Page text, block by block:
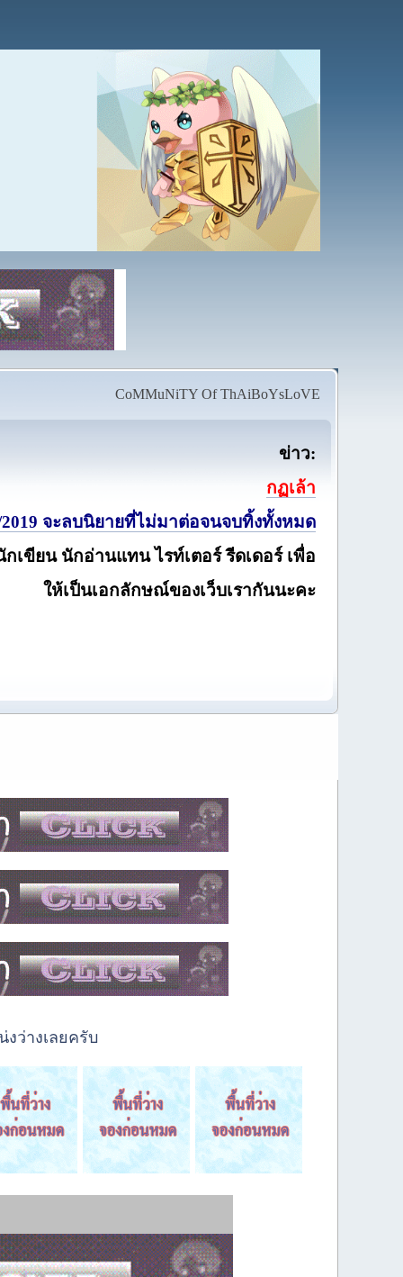
CoMMuNiTY Of ThAiBoYsLoVE
ข่าว:
กฏเล้า
2019 จะลบนิยายที่ไม่มาต่อจนจบทิ้งทั้งหมด
กเขียน นักอ่านแทน ไรท์เตอร์ รีดเดอร์ เพื่อ
ให้เป็นเอกลักษณ์ของเว็บเรากันนะคะ
งว่างเลยครับ